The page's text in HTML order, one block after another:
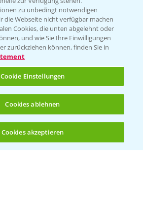
(noch 4)
auf WhatsApp
346 564 1
30-20220
zu unbedingt notwendigen
die Webseite nicht verfügbar machen
Cookies, die unten abgelehnt oder
und wie Sie Ihre Einwilligungen
zurückziehen können, finden Sie in
Cookie Einstellungen
Cookies ablehnen
Cookies akzeptieren